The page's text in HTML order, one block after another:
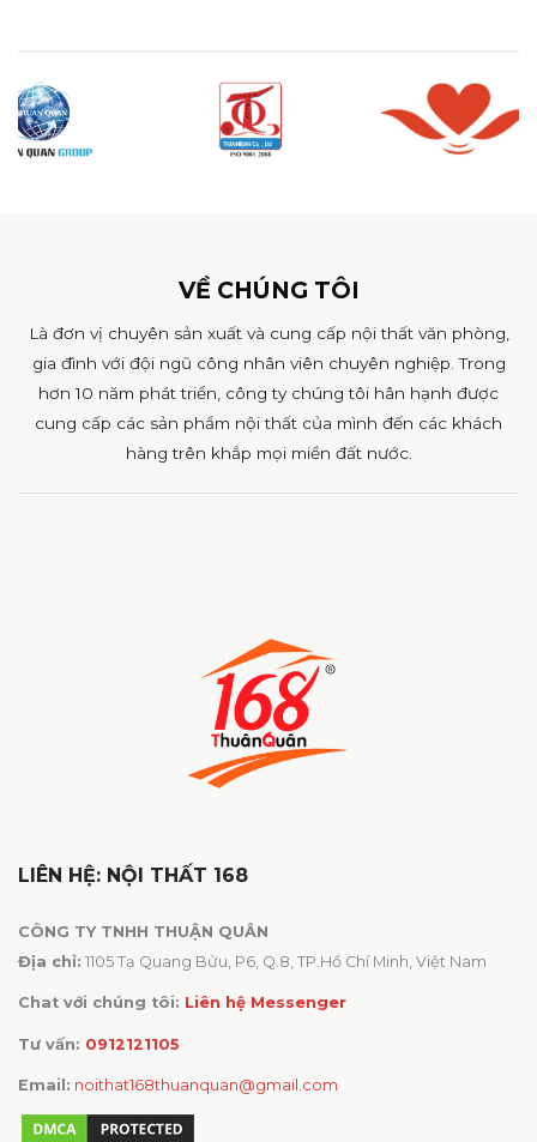
VỀ CHÚNG TÔI
Là đơn vị chuyên sản xuất và cung cấp nội thất văn phòng,
gia đình với đội ngũ công nhân viên chuyên nghiệp. Trong
hơn 10 năm phát triển, công ty chúng tôi hân hạnh được
cung cấp các sản phẩm nội thất của mình đến các khách
hàng trên khắp mọi miền đất nước.
LIÊN HỆ: NỘI THẤT 168
CÔNG TY TNHH THUẬN QUÂN
Địa chỉ: 1105 Tạ Quang Bửu, P6, Q.8, TP.Hồ Chí Minh, Việt Nam
Chat với chúng tôi: Liên hệ Messenger
Tư vấn: 0912121105
Email: noithat168thuanquan@gmail.com